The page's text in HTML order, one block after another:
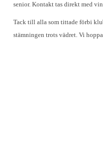
senior. Kontakt tas direkt med
Tack till alla som tittade förbi
stämningen trots vädret. Vi